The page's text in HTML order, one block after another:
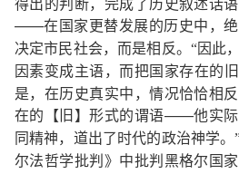
——在国家更替发展的历史中，
决定市民社会，而是相反。 “因此
因素变成主语，而把国家存在的
是，在历史真实中，情况恰恰相
在的 【旧】形式的谓语——他实
同精神，道出了时代的政治神学。
尔法哲学批判》中批判黑格尔国